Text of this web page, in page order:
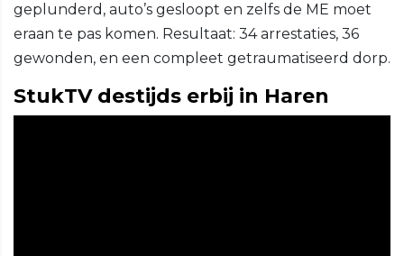
geplunderd, auto’s gesloopt en zelfs de ME moet
eraan te pas komen. Resultaat: 34 arrestaties, 36
gewonden, en een compleet getraumatiseerd dorp.
StukTV destijds erbij in Haren